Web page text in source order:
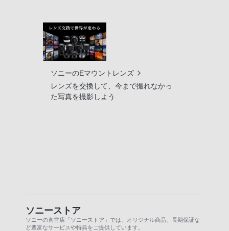
ソニーのEマウントレンズ
レンズを交換して、今まで撮れなかっ
た写真を撮影しよう
ソニーストア
ソニーの直営店「ソニーストア」では、オリジナル商品、長期保証な
ど豊富なサービスや特典をご提供しています。